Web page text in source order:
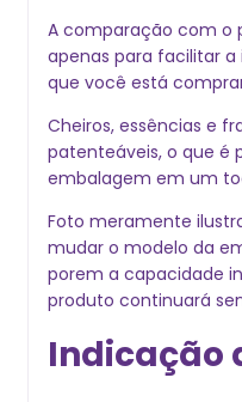
A comparação com o
apenas para facilitar
que você está
Cheiros, essências e
patenteáveis, o que é
embalagem em um
Foto meramente
mudar o modelo da
porem a capacidade
produto continuará
Indicação